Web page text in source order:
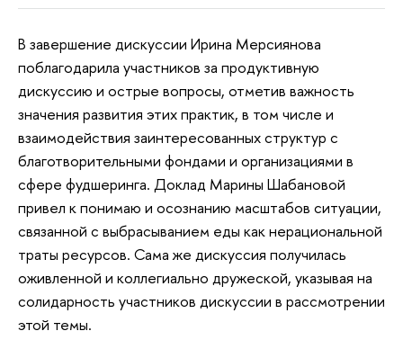
В завершение дискуссии Ирина Мерсиянова
поблагодарила участников за продуктивную
дискуссию и острые вопросы, отметив важность
значения развития этих практик, в том числе и
взаимодействия заинтересованных структур с
благотворительными фондами и организациями в
сфере фудшеринга. Доклад Марины Шабановой
привел к понимаю и осознанию масштабов ситуации,
связанной с выбрасыванием еды как нерациональной
траты ресурсов. Сама же дискуссия получилась
оживленной и коллегиально дружеской, указывая на
солидарность участников дискуссии в рассмотрении
этой темы.